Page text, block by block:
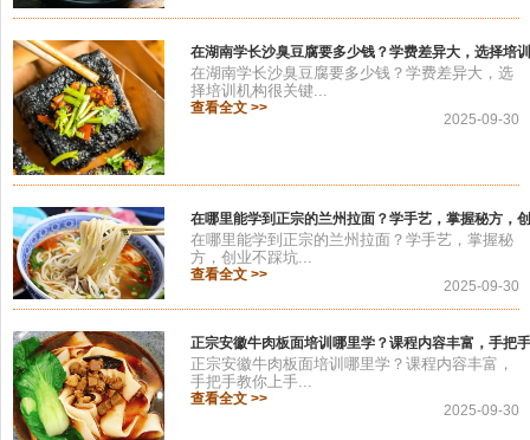
在湖南学长沙臭豆腐要多少钱？学费差异大，选择培
2025-09-30
在湖南学长沙臭豆腐要多少钱？学费差异大，选
择培训机构很关键...
查看全文 >>
在哪里能学到正宗的兰州拉面？学手艺，掌握秘方，
2025-09-30
在哪里能学到正宗的兰州拉面？学手艺，掌握秘
方，创业不踩坑...
查看全文 >>
正宗安徽牛肉板面培训哪里学？课程内容丰富，手把
2025-09-30
正宗安徽牛肉板面培训哪里学？课程内容丰富，
手把手教你上手...
查看全文 >>